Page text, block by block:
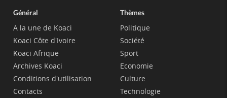
Général
A la une de Koaci
Koaci Côte d'Ivoire
Koaci Afrique
Archives Koaci
Conditions d'utilisation
Contacts
Thèmes
Politique
Société
Sport
Economie
Culture
Technologie